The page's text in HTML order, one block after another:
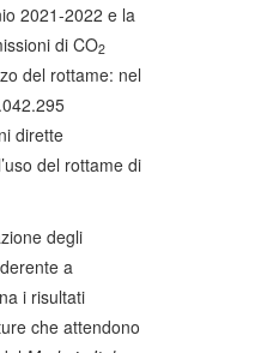
2021-2022 e la
di CO2
del rottame: nel
dirette
del rottame di
degli
a
i risultati
che attendono